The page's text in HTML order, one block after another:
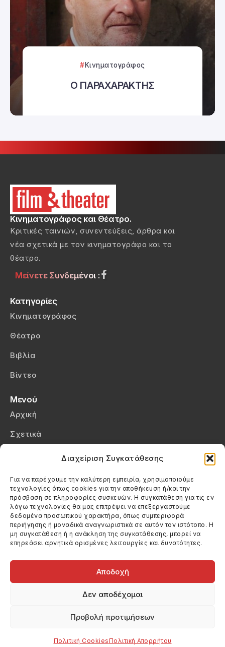
Διαχείριση Συγκατάθεσης
Για να παρέχουμε την καλύτερη εμπειρία, χρησιμοποιούμε
τεχνολογίες όπως cookies για την αποθήκευση ή/και την
πρόσβαση σε πληροφορίες συσκευών. Η συγκατάθεση για τις εν
λόγω τεχνολογίες θα μας επιτρέψει να επεξεργαστούμε
δεδομένα προσωπικού χαρακτήρα, όπως συμπεριφορά
περιήγησης ή μοναδικά αναγνωριστικά σε αυτόν τον ιστότοπο. Η
μη συγκατάθεση ή η ανάκληση της συγκατάθεσης, μπορεί να
επηρεάσει αρνητικά ορισμένες λειτουργίες και δυνατότητες.
Αποδοχή
Δεν αποδέχομαι
Προβολή προτιμήσεων
Πολιτική CookiesΠολιτική Απορρήτου
Κινηματογράφος
Ο ΠΑΡΑΧΑΡΑΚΤΗΣ
Κινηματογράφος και Θέατρο.
Κριτικές ταινιών, συνεντεύξεις, άρθρα και
νέα σχετικά με τον κινηματογράφο και το
θέατρο.
Μείνετε Συνδεμένοι :
Κατηγορίες
Κινηματογράφος
Θέατρο
Βιβλία
Βίντεο
Μενού
Αρχική
Σχετικά
Πολιτική Cookies (ΕΕ)
Στοιχεία Επικοινωνίας
Καλεσέ μας
(+30) 6974123481
Στείλε μας email
info@filmandtheater.gr
Copyright 2026 Filmandtheater / All rights reserved